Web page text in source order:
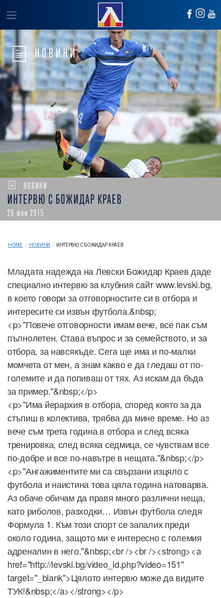
НОВИНИ
НОВИНИ
ИНТЕРВЮ С БОЖИДАР КРАЕВ
26 юни 2015
HOME / НОВИНИ / ИНТЕРВЮ С БОЖИДАР КРАЕВ
Младата надежда на Левски Божидар Краев даде
специално интервю за клубния сайт www.levski.bg,
в което говори за отговорностите си в отбора и
интересите си извън футбола.&nbsp;
<p>"Повече отговорности имам вече, все пак съм
пълнолетен. Става въпрос и за семейството, и за
отбора, за навсякъде. Сега ще има и по-малки
момчета от мен, а знам какво е да гледаш от по-
големите и да попиваш от тях. Аз искам да бъда
за пример."&nbsp;</p>
<p>"Има йерархия в отбора, според която за да
стъпиш в колектива, трябва да мине време. Но аз
вече съм трета година в отбора и след всяка
тренировка, след всяка седмица, се чувствам все
по-добре и все по-навътре в нещата."&nbsp;</p>
<p>"Ангажиментите ми са свързани изцяло с
футбола и наистина това цяла година натоварва.
Аз обаче обичам да правя много различни неща,
като риболов, разходки… Извън футбола следя
Формула 1. Към този спорт се запалих преди
около година, защото ми е интересно с големия
адреналин в него."&nbsp;<br /><br /><strong><a
href="http://levski.bg/video_id.php?video=151"
target="_blank">Цялото интервю може да видите
ТУК!&nbsp;</a></strong></p>